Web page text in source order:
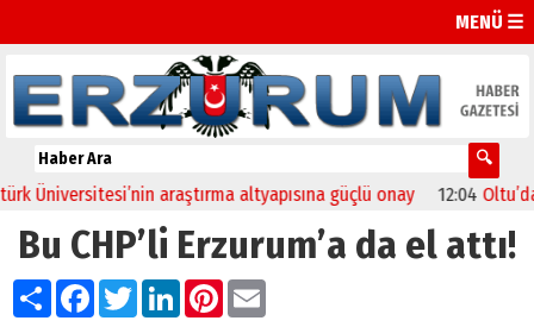
MENÜ ☰
araştırma altyapısına güçlü onay 12:04 Oltu’da
Bu CHP’li Erzurum’a da el attı!
PaylaşFacebook
TwitterLinkedIn
Pinterest
Email